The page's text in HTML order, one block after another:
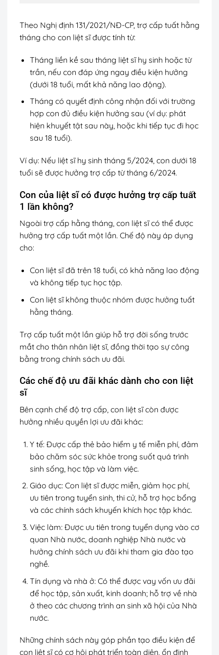
Theo Nghị định 131/2021/NĐ-CP, trợ cấp tuất hằng
tháng cho con liệt sĩ được tính từ:
Tháng liền kề sau tháng liệt sĩ hy sinh hoặc từ
trần, nếu con đáp ứng ngay điều kiện hưởng
(dưới 18 tuổi, mất khả năng lao động).
Tháng có quyết định công nhận đối với trường
hợp con đủ điều kiện hưởng sau (ví dụ: phát
hiện khuyết tật sau này, hoặc khi tiếp tục đi học
sau 18 tuổi).
Ví dụ: Nếu liệt sĩ hy sinh tháng 5/2024, con dưới 18
tuổi sẽ được hưởng trợ cấp từ tháng 6/2024.
Con của liệt sĩ có được hưởng trợ cấp tuất
1 lần không?
Ngoài trợ cấp hằng tháng, con liệt sĩ có thể được
hưởng trợ cấp tuất một lần. Chế độ này áp dụng
cho:
Con liệt sĩ đã trên 18 tuổi, có khả năng lao động
và không tiếp tục học tập.
Con liệt sĩ không thuộc nhóm được hưởng tuất
hằng tháng.
Trợ cấp tuất một lần giúp hỗ trợ đời sống trước
mắt cho thân nhân liệt sĩ, đồng thời tạo sự công
bằng trong chính sách ưu đãi.
Các chế độ ưu đãi khác dành cho con liệt
sĩ
Bên cạnh chế độ trợ cấp, con liệt sĩ còn được
hưởng nhiều quyền lợi ưu đãi khác:
Y tế: Được cấp thẻ bảo hiểm y tế miễn phí, đảm
bảo chăm sóc sức khỏe trong suốt quá trình
sinh sống, học tập và làm việc.
Giáo dục: Con liệt sĩ được miễn, giảm học phí,
ưu tiên trong tuyển sinh, thi cử, hỗ trợ học bổng
và các chính sách khuyến khích học tập khác.
Việc làm: Được ưu tiên trong tuyển dụng vào cơ
quan Nhà nước, doanh nghiệp Nhà nước và
hưởng chính sách ưu đãi khi tham gia đào tạo
nghề.
Tín dụng và nhà ở: Có thể được vay vốn ưu đãi
để học tập, sản xuất, kinh doanh; hỗ trợ về nhà
ở theo các chương trình an sinh xã hội của Nhà
nước.
Những chính sách này góp phần tạo điều kiện để
con liệt sĩ có cơ hội phát triển toàn diện, ổn định